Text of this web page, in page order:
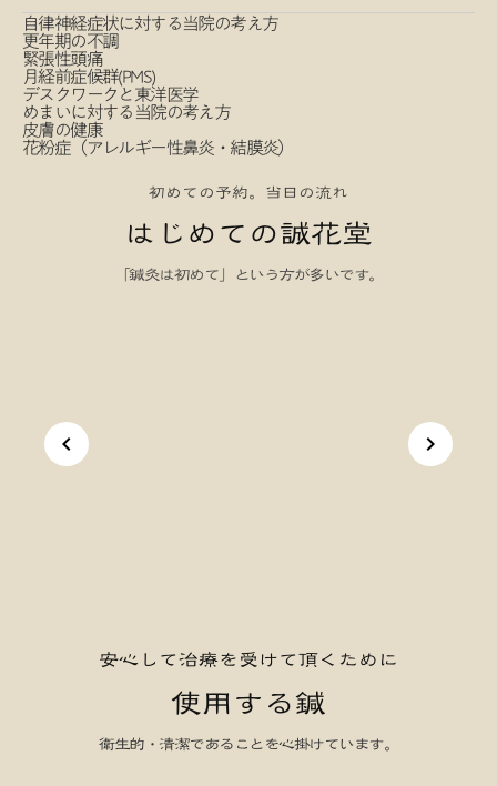
自律神経症状に対する当院の考え方
更年期の不調
緊張性頭痛
月経前症候群(PMS)
デスクワークと東洋医学
めまいに対する当院の考え方
皮膚の健康
花粉症（アレルギー性鼻炎・結膜炎）
初めての予約。当日の流れ
はじめての誠花堂
「鍼灸は初めて」という方が多いです。
keyboard_arrow_right
keyboard_arrow_left
安心して治療を受けて頂くために
使用する鍼
衛生的・清潔であることを心掛けています。